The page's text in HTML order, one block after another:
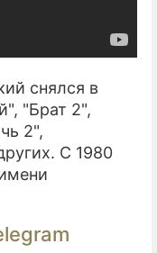
снялся в
"Брат 2",
2",
С 1980